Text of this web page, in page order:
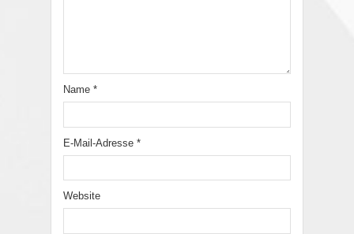
Name *
E-Mail-Adresse *
Website